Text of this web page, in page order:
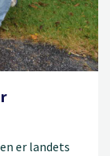
er landets